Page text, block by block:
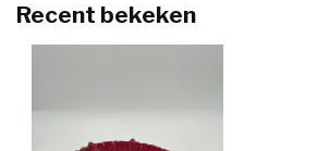
Recent bekeken